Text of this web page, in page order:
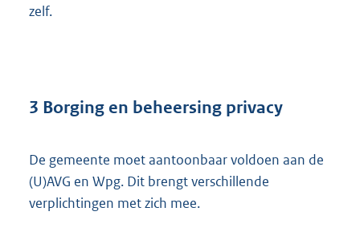
zelf.
3 Borging en beheersing privacy
De gemeente moet aantoonbaar voldoen aan de
(U)AVG en Wpg. Dit brengt verschillende
verplichtingen met zich mee.